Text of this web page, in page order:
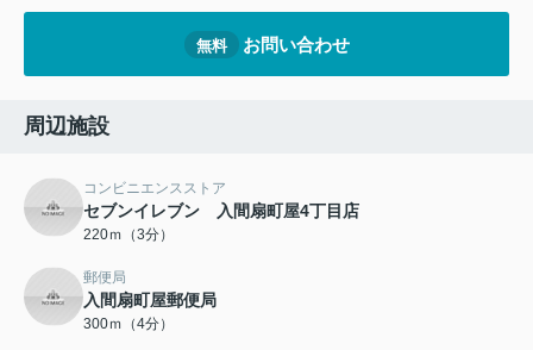
無料 お問い合わせ
周辺施設
コンビニエンスストア
セブンイレブン 入間扇町屋4丁目店
220ｍ（3分）
郵便局
入間扇町屋郵便局
300ｍ（4分）